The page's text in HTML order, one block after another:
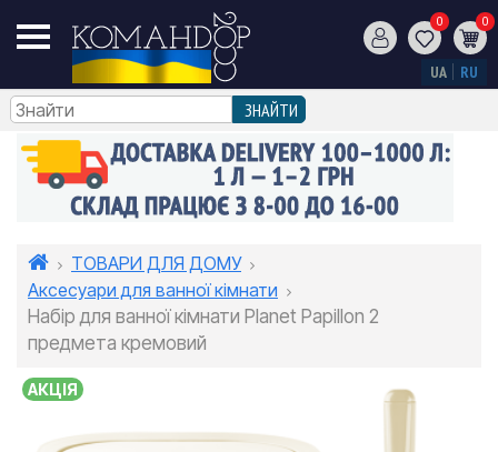
0 0
UA RU
ТОВАРИ ДЛЯ ДОМУ
Аксесуари для ванної кімнати
Набір для ванної кімнати Planet Papillon 2
предмета кремовий
АКЦІЯ